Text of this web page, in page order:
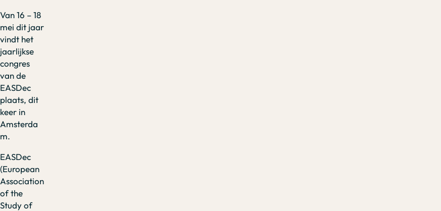
Van 16 – 18
mei dit jaar
vindt het
jaarlijkse
congres
van de
EASDec
plaats, dit
keer in
Amsterda
m.
EASDec
(European
Association
of the
Study of